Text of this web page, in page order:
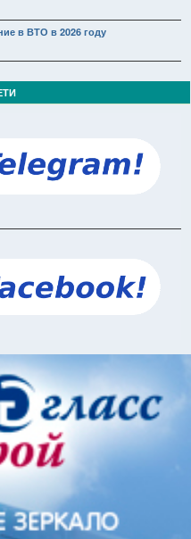
в ВТО в 2026 году